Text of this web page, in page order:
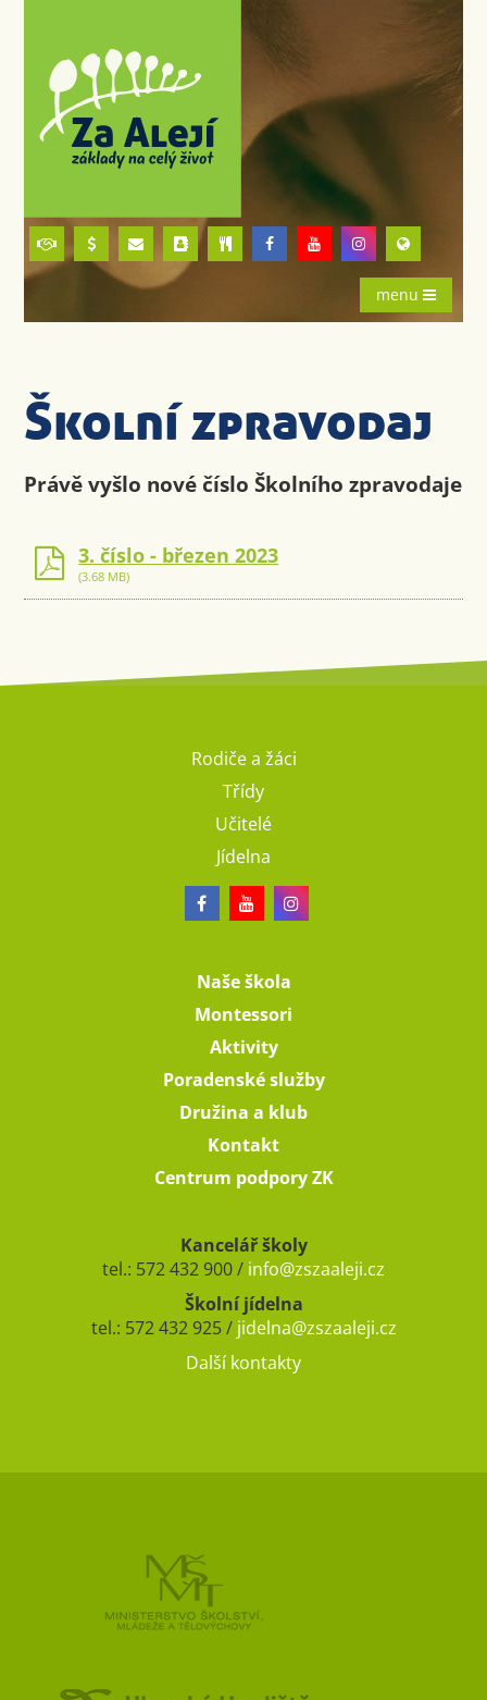
menu
Školní zpravodaj
Právě vyšlo nové číslo Školního zpravodaje
3. číslo - březen 2023
(3.68 MB)
Rodiče a žáci
Třídy
Učitelé
Jídelna
Naše škola
Montessori
Aktivity
Poradenské služby
Družina a klub
Kontakt
Centrum podpory ZK
Kancelář školy
tel.: 572 432 900 / info@zszaaleji.cz
Školní jídelna
tel.: 572 432 925 / jidelna@zszaaleji.cz
Další kontakty